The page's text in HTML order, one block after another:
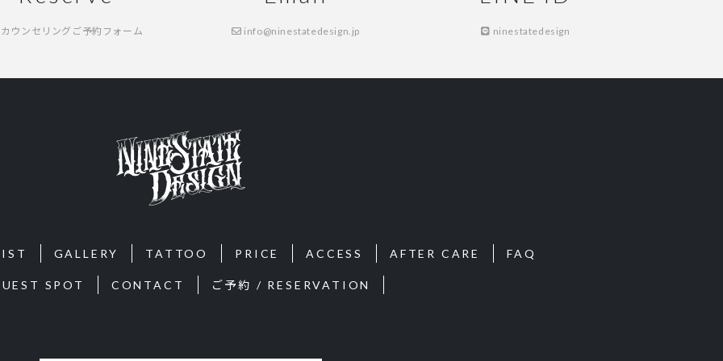
ウンセリングご予約フォーム info@ninestatedesign.jp ninestatedesign
GALLERY TATTOO PRICE ACCESS AFTER CARE FAQ
SPOT CONTACT ご予約 / RESERVATION